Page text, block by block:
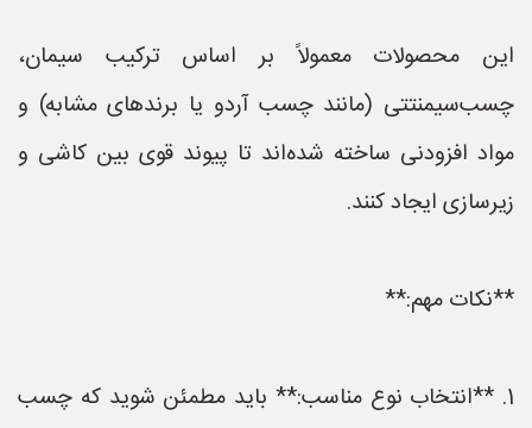
این محصولات معمولاً بر اساس ترکیب سیمان،
چسب‌سیمنتتی (مانند چسب آردو یا برندهای مشابه) و
مواد افزودنی ساخته شده‌اند تا پیوند قوی بین کاشی و
زیرسازی ایجاد کنند.
**نکات مهم:**
1. **انتخاب نوع مناسب:** باید مطمئن شوید که چسب